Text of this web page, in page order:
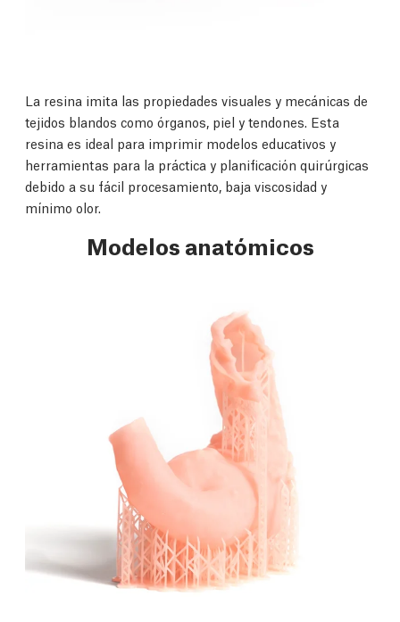
La resina imita las propiedades visuales y mecánicas de
tejidos blandos como órganos, piel y tendones. Esta
resina es ideal para imprimir modelos educativos y
herramientas para la práctica y planificación quirúrgicas
debido a su fácil procesamiento, baja viscosidad y
mínimo olor.
Modelos anatómicos